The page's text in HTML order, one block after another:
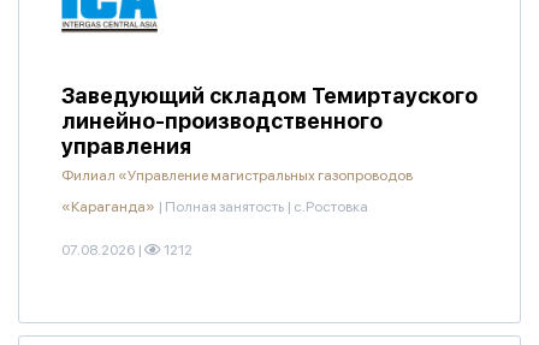
Заведующий складом Темиртауского
линейно-производственного
управления
Филиал «Управление магистральных газопроводов
«Караганда» | Полная занятость | с.Ростовка
07.08.2026 | 1212